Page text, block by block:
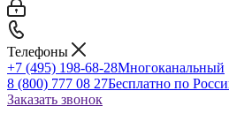
Телефоны
+7 (495) 198-68-28Многоканальный
8 (800) 777 08 27Бесплатно по
Заказать звонок